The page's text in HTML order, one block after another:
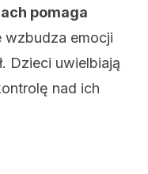
pomaga
wzbudza emocji
Dzieci uwielbiają
nad ich